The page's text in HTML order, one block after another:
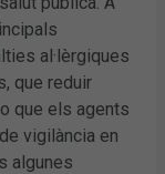
al·lèrgiques
que reduir
que els agents
vigilància en
algunes